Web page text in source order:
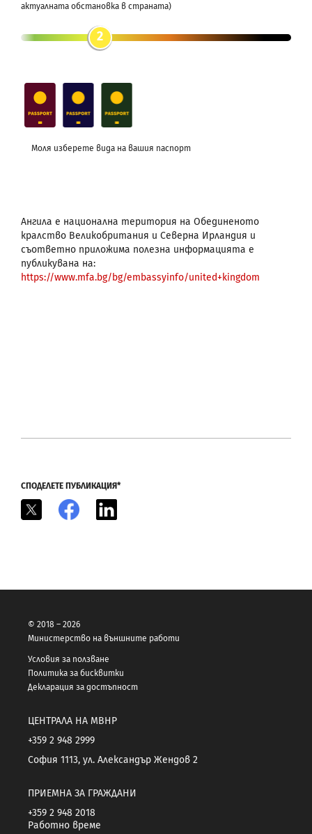
актуалната обстановка в страната)
2
Моля изберете вида на вашия паспорт
Ангила е национална територия на Обединеното
кралство Великобритания и Северна Ирландия и
съответно приложима полезна информацията е
публикувана на:
https://www.mfa.bg/bg/embassyinfo/united+kingdom
СПОДЕЛЕТЕ ПУБЛИКАЦИЯ*
Facebook
© 2018 – 2026
Министерство на външните работи
Условия за ползване
Политика за бисквитки
Декларация за достъпност
ЦЕНТРАЛА НА МВНР
+359 2 948 2999
София 1113, ул. Александър Жендов 2
ПРИЕМНА ЗА ГРАЖДАНИ
+359 2 948 2018
Работно време